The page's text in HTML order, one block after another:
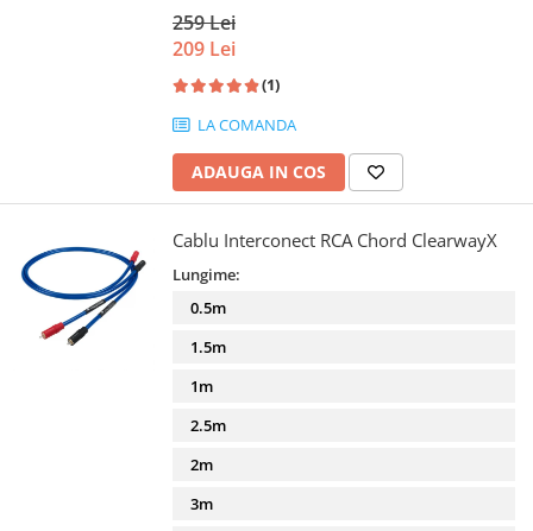
259 Lei
209 Lei
(1)
LA COMANDA
ADAUGA IN COS
Cablu Interconect RCA Chord ClearwayX
Lungime:
0.5m
1.5m
1m
2.5m
2m
3m